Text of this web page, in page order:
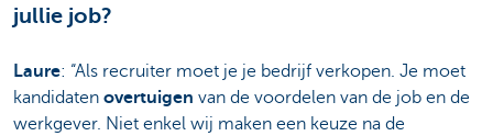
jullie job?
Laure: “Als recruiter moet je je bedrijf verkopen. Je moet
kandidaten overtuigen van de voordelen van de job en de
werkgever. Niet enkel wij maken een keuze na de